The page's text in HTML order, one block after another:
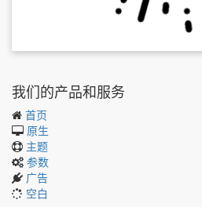
我们的产品和服务
首页
原生
主题
参数
广告
空白